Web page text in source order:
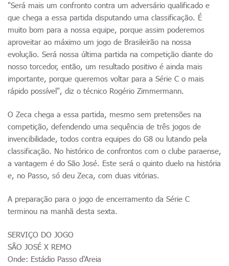
"Será mais um confronto contra um adversário qualificado e
que chega a essa partida disputando uma classificação. É
muito bom para a nossa equipe, porque assim poderemos
aproveitar ao máximo um jogo de Brasileirão na nossa
evolução. Será nossa última partida na competição diante do
nosso torcedor, então, um resultado positivo é ainda mais
importante, porque queremos voltar para a Série C o mais
rápido possível", diz o técnico Rogério Zimmermann.
O Zeca chega a essa partida, mesmo sem pretensões na
competição, defendendo uma sequência de três jogos de
invencibilidade, todos contra equipes do G8 ou lutando pela
classificação. No histórico de confrontos com o clube paraense,
a vantagem é do São José. Este será o quinto duelo na história
e, no Passo, só deu Zeca, com duas vitórias.
A preparação para o jogo de encerramento da Série C
terminou na manhã desta sexta.
SERVIÇO DO JOGO
SÃO JOSÉ X REMO
Onde: Estádio Passo d'Areia